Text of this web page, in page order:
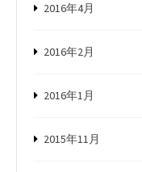
2016年4月
2016年2月
2016年1月
2015年11月